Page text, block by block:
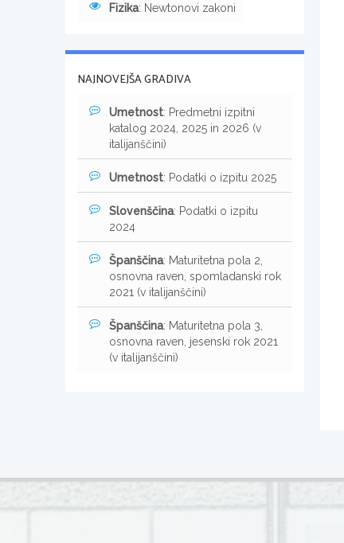
Fizika: Newtonovi zakoni
NAJNOVEJŠA GRADIVA
Umetnost: Predmetni izpitni
katalog 2024, 2025 in 2026 (v
italijanščini)
Umetnost: Podatki o izpitu 2025
Slovenščina: Podatki o izpitu
2024
Španščina: Maturitetna pola 2,
osnovna raven, spomladanski rok
2021 (v italijanščini)
Španščina: Maturitetna pola 3,
osnovna raven, jesenski rok 2021
(v italijanščini)